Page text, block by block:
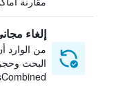
إلغاء
من الوارد
البحث